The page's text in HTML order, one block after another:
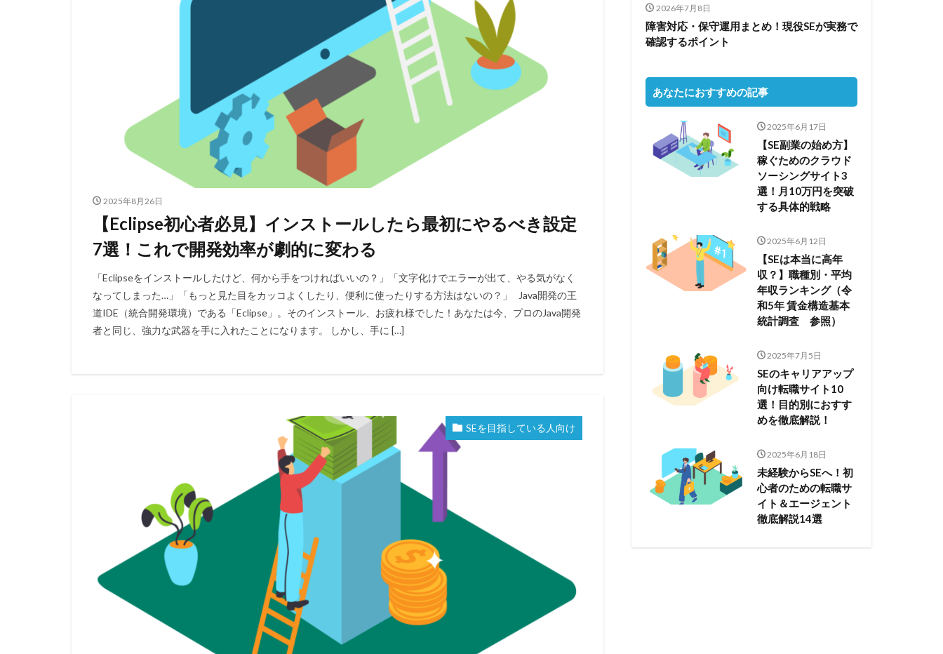
2025年8月26日
【Eclipse初心者必見】インストールしたら最初にやるべき設定
7選！これで開発効率が劇的に変わる
「Eclipseをインストールしたけど、何から手をつければいいの？」「文字化けでエラーが出て、やる気がなく
なってしまった…」「もっと見た目をカッコよくしたり、便利に使ったりする方法はないの？」 Java開発の王
道IDE（統合開発環境）である「Eclipse」。そのインストール、お疲れ様でした！あなたは今、プロのJava開発
者と同じ、強力な武器を手に入れたことになります。 しかし、手に […]
SEを目指している人向け
2026年7月8日
障害対応・保守運用まとめ！現役SEが実務で
確認するポイント
あなたにおすすめの記事
2025年6月17日
【SE副業の始め方】
稼ぐためのクラウド
ソーシングサイト3
選！月10万円を突破
する具体的戦略
2025年6月12日
【SEは本当に高年
収？】職種別・平均
年収ランキング（令
和5年 賃金構造基本
統計調査 参照）
2025年7月5日
SEのキャリアアップ
向け転職サイト10
選！目的別におすす
めを徹底解説！
2025年6月18日
未経験からSEへ！初
心者のための転職サ
イト＆エージェント
徹底解説14選